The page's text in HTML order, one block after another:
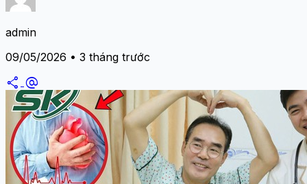
admin
09/05/2026 • 3 tháng trước
share alternate_email